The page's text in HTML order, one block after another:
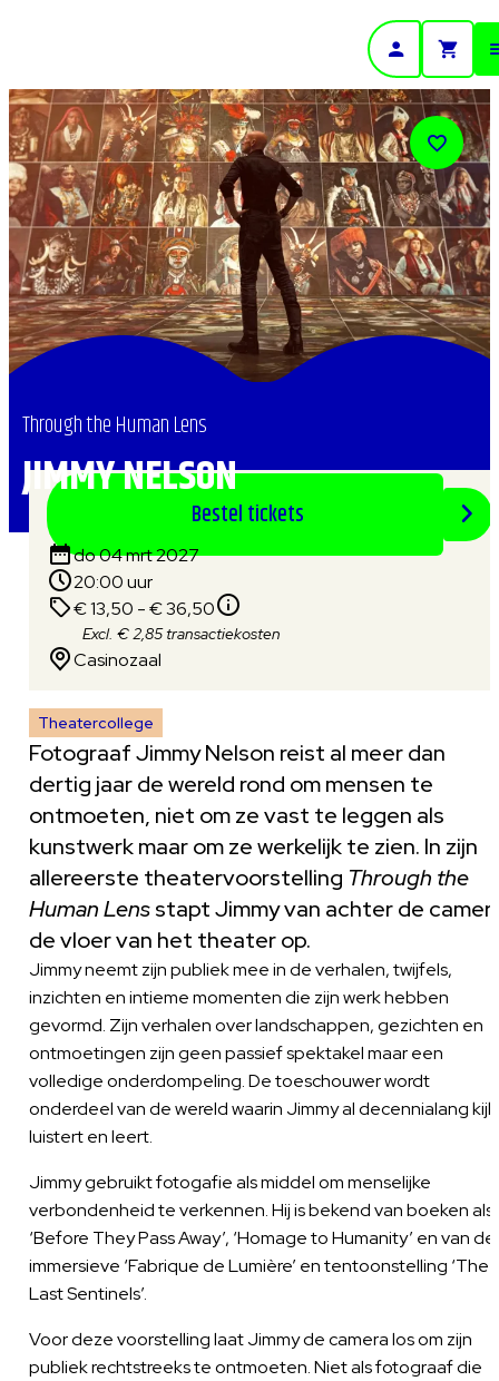
JIMMY NELSON
Through the Human Lens
Theatercollege
Fotograaf Jimmy Nelson reist al meer dan
dertig jaar de wereld rond om mensen te
ontmoeten, niet om ze vast te leggen als
kunstwerk maar om ze werkelijk te zien. In zijn
allereerste theatervoorstelling Through the
Human Lensstapt Jimmy van achter de
de vloer van het theater op.
Jimmy neemt zijn publiek mee in de verhalen, twijfels,
inzichten en intieme momenten die zijn werk hebben
gevormd. Zijn verhalen over landschappen, gezichten en
ontmoetingen zijn geen passief spektakel maar een
volledige onderdompeling. De toeschouwer wordt
onderdeel van de wereld waarin Jimmy al decennialang
luistert en leert.
Jimmy gebruikt fotogafie als middel om menselijke
verbondenheid te verkennen. Hij is bekend van boeken als
‘Before They Pass Away’, ‘Homage to Humanity’ en van de
immersieve ‘Fabrique de Lumière’ en tentoonstelling ‘The
Last Sentinels’.
Voor deze voorstelling laat Jimmy de camera los om zijn
publiek rechtstreeks te ontmoeten. Niet als fotograaf die
Bestel tickets
do 04 mrt 2027
20:00 uur
€ 13,50 - € 36,50
Excl. € 2,85 transactiekosten
Casinozaal